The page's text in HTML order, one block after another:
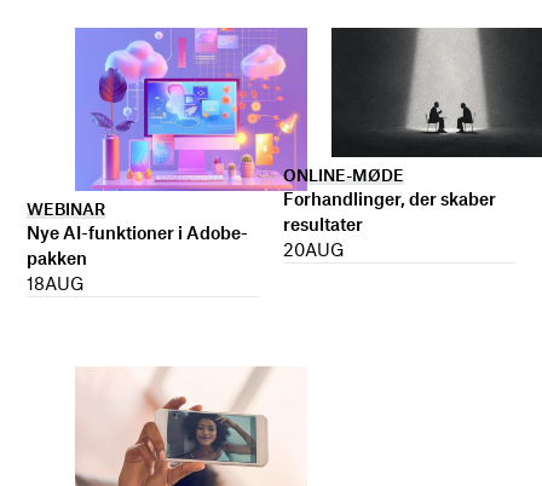
WEBINAR
Nye AI-funktioner i Adobe-
pakken
18AUG
ONLINE-MØDE
Forhandlinger, der skaber
resultater
20AUG